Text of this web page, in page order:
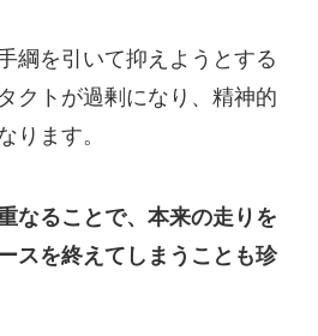
綱を引いて抑えようとする
クトが過剰になり、精神的
ります。
なることで、本来の走りを
スを終えてしまうことも珍